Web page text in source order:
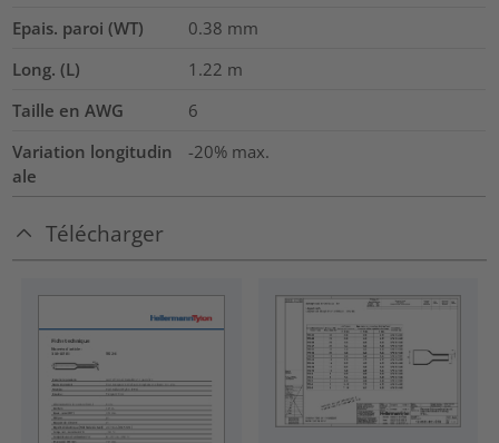
Epais. paroi (WT) 0.38 mm
Long. (L)
1.22 m
Taille en AWG
6
Variation longitudin
ale
-20% max.
Télécharger